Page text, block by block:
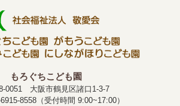
もろぐちこども園
0051 大阪市鶴見区諸口1-3-7
8558（受付時間 9:00~17:00）